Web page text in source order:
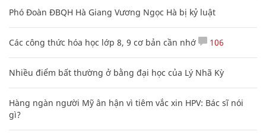
Phó Đoàn ĐBQH Hà Giang Vương Ngọc Hà bị kỷ luật
Các công thức hóa học lớp 8, 9 cơ bản cần nhớ 106
Nhiều điểm bất thường ở bằng đại học của Lý Nhã Kỳ
Hàng ngàn người Mỹ ân hận vì tiêm vắc xin HPV: Bác sĩ nói
gì?